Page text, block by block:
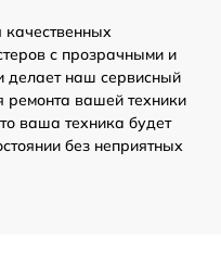
с прозрачными и
делает наш сервисный
вашей техники
ваша техника будет
без неприятных